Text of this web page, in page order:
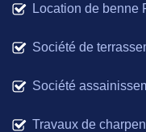
Location de benne
Société de
Société
Travaux de